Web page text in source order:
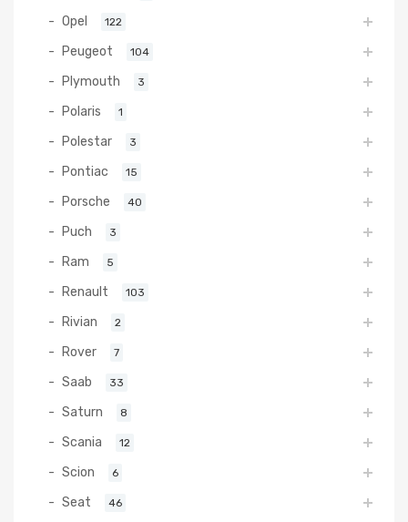
Opel 122
Peugeot 104
Plymouth 3
Polaris 1
Polestar 3
Pontiac 15
Porsche 40
Puch 3
Ram 5
Renault 103
Rivian 2
Rover 7
Saab 33
Saturn 8
Scania 12
Scion 6
Seat 46